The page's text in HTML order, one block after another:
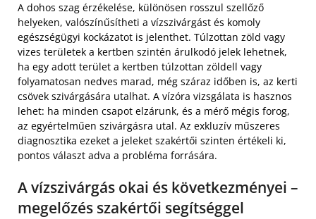
A dohos szag érzékelése, különösen rosszul szellőző
helyeken, valószínűsítheti a vízszivárgást és komoly
egészségügyi kockázatot is jelenthet. Túlzottan zöld vagy
vizes területek a kertben szintén árulkodó jelek lehetnek,
ha egy adott terület a kertben túlzottan zöldell vagy
folyamatosan nedves marad, még száraz időben is, az kerti
csövek szivárgására utalhat. A vízóra vizsgálata is hasznos
lehet: ha minden csapot elzárunk, és a mérő mégis forog,
az egyértelműen szivárgásra utal. Az exkluzív műszeres
diagnosztika ezeket a jeleket szakértői szinten értékeli ki,
pontos választ adva a probléma forrására.
A vízszivárgás okai és következményei –
megelőzés szakértői segítséggel